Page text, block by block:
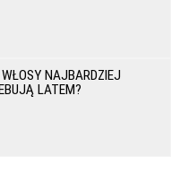
NAJBARDZIEJ
LATEM?